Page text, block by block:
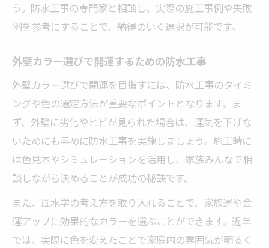
う。防水工事の専門家と相談し、実際の施工事例や失敗
例を参考にすることで、納得のいく選択が可能です。
外壁カラー選びで開運するための防水工事
外壁カラー選びで開運を目指すには、防水工事のタイミ
ングや色の選定方法が重要なポイントとなります。ま
ず、外壁に劣化やヒビが見られた場合は、運気を下げな
いためにも早めに防水工事を実施しましょう。施工時に
は色見本やシミュレーションを活用し、家族みんなで相
談しながら決めることが成功の秘訣です。
また、風水学の考え方を取り入れることで、家族運や金
運アップに効果的なカラーを選ぶことができます。近年
では、実際に色を変えたことで家庭内の雰囲気が明るく